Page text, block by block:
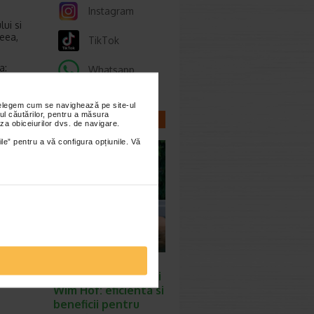
cum se navighează pe site-ul
căutărilor, pentru a măsura
obiceiurilor dvs. de navigare.
pentru a vă configura opțiunile. Vă
si
Instagram
TikTok
Whatsapp
CELE MAI NOI
ARTICOLE
efectele respiratiei
Wim Hof: eficienta si
beneficii pentru